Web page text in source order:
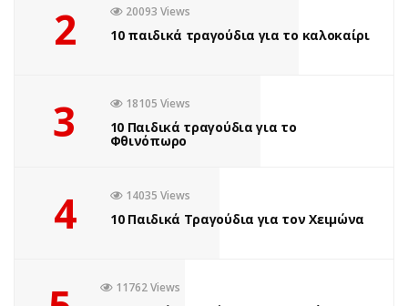
2 20093 Views
10 παιδικά τραγούδια για το καλοκαίρι
3 18105 Views
10 Παιδικά τραγούδια για το
Φθινόπωρο
4 14035 Views
10 Παιδικά Τραγούδια για τον Χειμώνα
11762 Views